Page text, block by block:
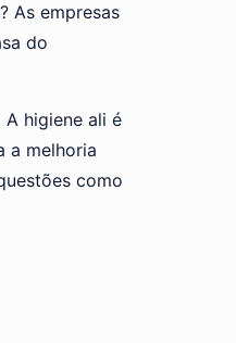
As empresas
do
higiene ali é
a melhoria
como